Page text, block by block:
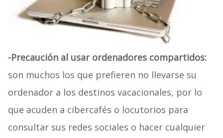
-Precaución al usar ordenadores compartidos:
son muchos los que prefieren no llevarse su
ordenador a los destinos vacacionales, por lo
que acuden a cibercafés o locutorios para
consultar sus redes sociales o hacer cualquier